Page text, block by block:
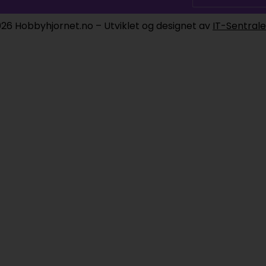
Hobbyhjornet.no – Utviklet og designet av IT-